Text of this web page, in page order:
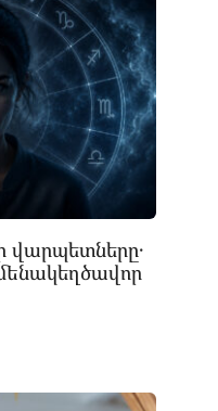
վարպետները․